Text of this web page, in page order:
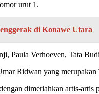
urut 1.
di Konawe Utara
Paula Verhoeven, Tata
Ridwan yang merupakan
dimeriahkan artis-artis